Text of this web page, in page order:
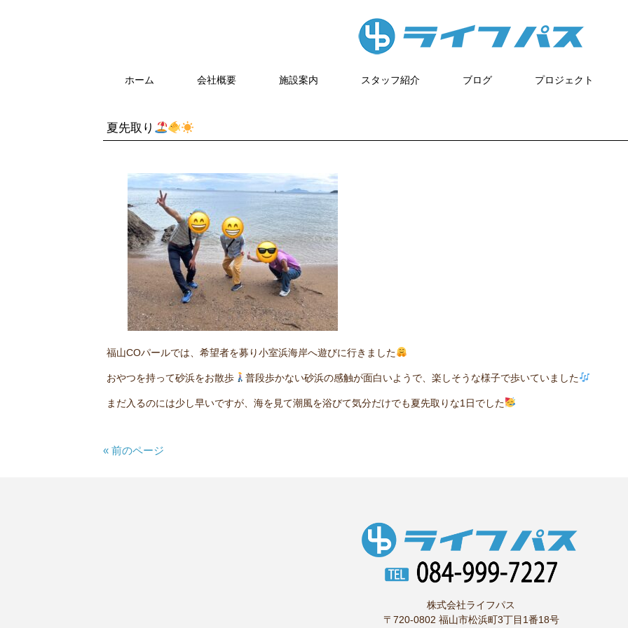
ホーム 会社概要 施設案内 スタッフ紹介 ブログ プロジェクト
夏先取り
福山COパールでは、希望者を募り小室浜海岸へ遊びに行きました
おやつを持って砂浜をお散歩 普段歩かない砂浜の感触が面白いようで、楽しそうな様子で歩いていました
まだ入るのには少し早いですが、海を見て潮風を浴びて気分だけでも夏先取りな1日でした
« 前のページ
株式会社ライフパス
〒720-0802 福山市松浜町3丁目1番18号